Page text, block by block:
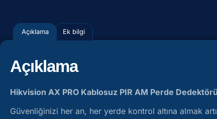
Açıklama Ek bilgi
Açıklama
Hikvision AX PRO Kablosuz PIR AM Perde Dedektörü
Güvenliğinizi her an, her yerde kontrol altına almak